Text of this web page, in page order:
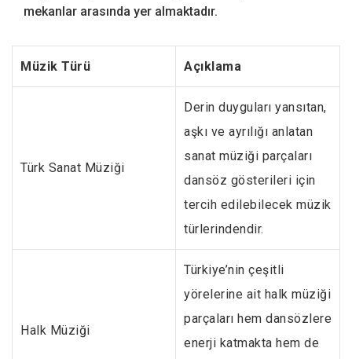
mekanlar arasında yer almaktadır.
Müzik Türü Açıklama
Türk Sanat Müziği
Derin duyguları yansıtan,
aşkı ve ayrılığı anlatan
sanat müziği parçaları
dansöz gösterileri için
tercih edilebilecek müzik
türlerindendir.
Halk Müziği
Türkiye’nin çeşitli
yörelerine ait halk müziği
parçaları hem dansözlere
enerji katmakta hem de